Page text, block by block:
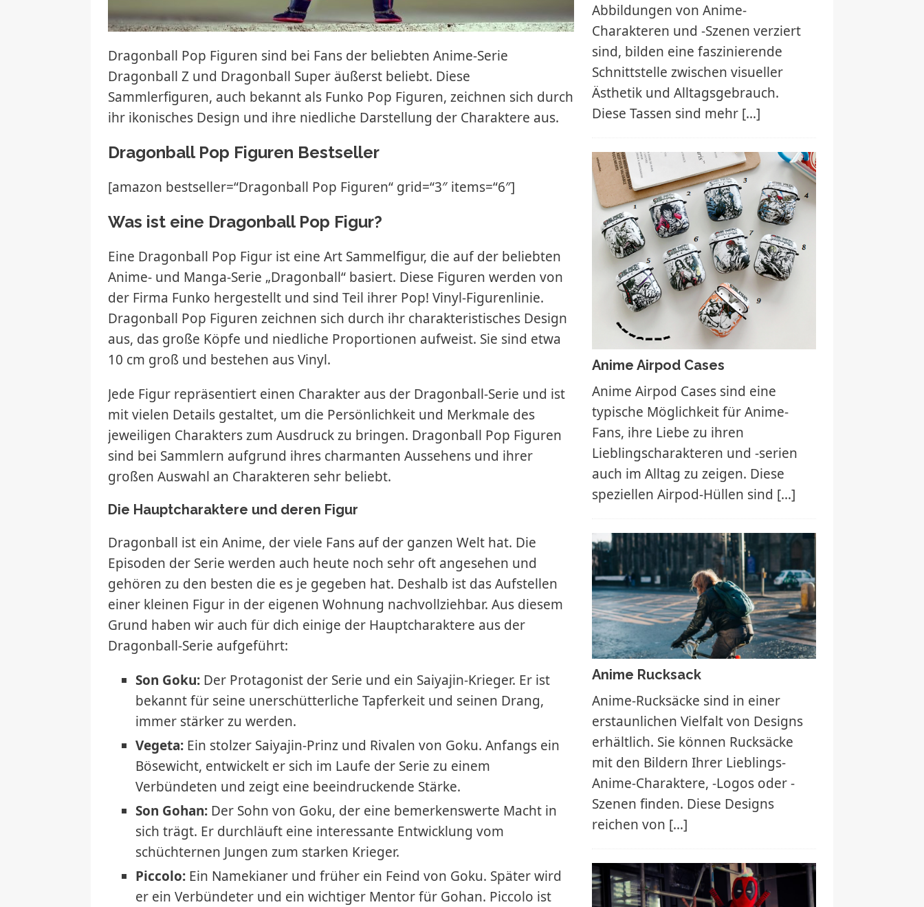
Dragonball Pop Figuren sind bei Fans der beliebten Anime-Serie
Dragonball Z und Dragonball Super äußerst beliebt. Diese
Sammlerfiguren, auch bekannt als Funko Pop Figuren, zeichnen sich durch
ihr ikonisches Design und ihre niedliche Darstellung der Charaktere aus.
Dragonball Pop Figuren Bestseller
[amazon bestseller=“Dragonball Pop Figuren“ grid=“3″ items=“6″]
Was ist eine Dragonball Pop Figur?
Eine Dragonball Pop Figur ist eine Art Sammelfigur, die auf der beliebten
Anime- und Manga-Serie „Dragonball“ basiert. Diese Figuren werden von
der Firma Funko hergestellt und sind Teil ihrer Pop! Vinyl-Figurenlinie.
Dragonball Pop Figuren zeichnen sich durch ihr charakteristisches Design
aus, das große Köpfe und niedliche Proportionen aufweist. Sie sind etwa
10 cm groß und bestehen aus Vinyl.
Jede Figur repräsentiert einen Charakter aus der Dragonball-Serie und ist
mit vielen Details gestaltet, um die Persönlichkeit und Merkmale des
jeweiligen Charakters zum Ausdruck zu bringen. Dragonball Pop Figuren
sind bei Sammlern aufgrund ihres charmanten Aussehens und ihrer
großen Auswahl an Charakteren sehr beliebt.
Die Hauptcharaktere und deren Figur
Dragonball ist ein Anime, der viele Fans auf der ganzen Welt hat. Die
Episoden der Serie werden auch heute noch sehr oft angesehen und
gehören zu den besten die es je gegeben hat. Deshalb ist das Aufstellen
einer kleinen Figur in der eigenen Wohnung nachvollziehbar. Aus diesem
Grund haben wir auch für dich einige der Hauptcharaktere aus der
Dragonball-Serie aufgeführt:
Son Goku: Der Protagonist der Serie und ein Saiyajin-Krieger. Er ist
bekannt für seine unerschütterliche Tapferkeit und seinen Drang,
immer stärker zu werden.
Vegeta: Ein stolzer Saiyajin-Prinz und Rivalen von Goku. Anfangs ein
Bösewicht, entwickelt er sich im Laufe der Serie zu einem
Verbündeten und zeigt eine beeindruckende Stärke.
Son Gohan: Der Sohn von Goku, der eine bemerkenswerte Macht in
sich trägt. Er durchläuft eine interessante Entwicklung vom
schüchternen Jungen zum starken Krieger.
Piccolo: Ein Namekianer und früher ein Feind von Goku. Später wird
er ein Verbündeter und ein wichtiger Mentor für Gohan. Piccolo ist
Abbildungen von Anime-
Charakteren und -Szenen verziert
sind, bilden eine faszinierende
Schnittstelle zwischen visueller
Ästhetik und Alltagsgebrauch.
Diese Tassen sind mehr […]
Anime Airpod Cases
Anime Airpod Cases sind eine
typische Möglichkeit für Anime-
Fans, ihre Liebe zu ihren
Lieblingscharakteren und -serien
auch im Alltag zu zeigen. Diese
speziellen Airpod-Hüllen sind […]
Anime Rucksack
Anime-Rucksäcke sind in einer
erstaunlichen Vielfalt von Designs
erhältlich. Sie können Rucksäcke
mit den Bildern Ihrer Lieblings-
Anime-Charaktere, -Logos oder -
Szenen finden. Diese Designs
reichen von […]